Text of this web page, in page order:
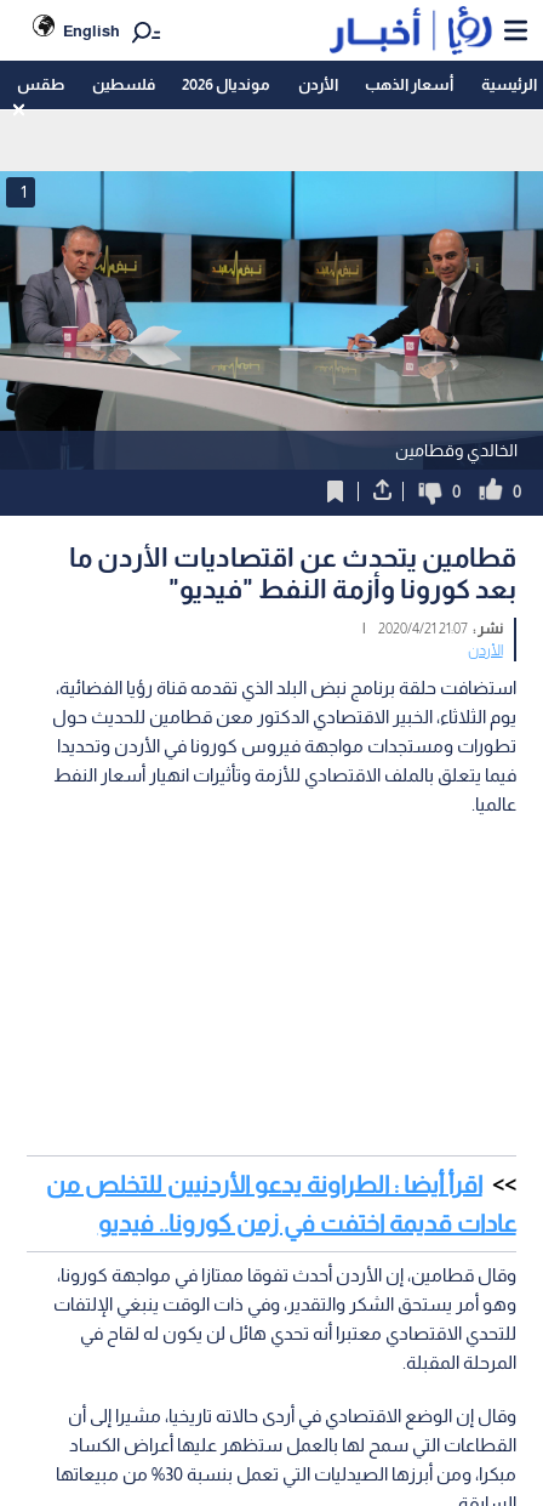
English
الرئيسية أسعار الذهب الأردن مونديال 2026 فلسطين طقس
الخالدي وقطامين
1
0
0
قطامين يتحدث عن اقتصاديات الأردن ما
بعد كورونا وأزمة النفط "فيديو"
نشر :21:07 2020/4/21
|
الأردن
استضافت حلقة برنامج نبض البلد الذي تقدمه قناة رؤيا الفضائية،
يوم الثلاثاء، الخبير الاقتصادي الدكتور معن قطامين للحديث حول
تطورات ومستجدات مواجهة فيروس كورونا في الأردن وتحديدا
فيما يتعلق بالملف الاقتصادي للأزمة وتأثيرات انهيار أسعار النفط
عالميا.
اقرأ أيضا : الطراونة يدعو الأردنيين للتخلص من
عادات قديمة اختفت في زمن كورونا.. فيديو
وقال قطامين، إن الأردن أحدث تفوقا ممتازا في مواجهة كورونا،
وهو أمر يستحق الشكر والتقدير، وفي ذات الوقت ينبغي الإلتفات
للتحدي الاقتصادي معتبرا أنه تحدي هائل لن يكون له لقاح في
المرحلة المقبلة.
وقال إن الوضع الاقتصادي في أردى حالاته تاريخيا، مشيرا إلى أن
القطاعات التي سمح لها بالعمل ستظهر عليها أعراض الكساد
مبكرا، ومن أبرزها الصيدليات التي تعمل بنسبة 30% من مبيعاتها